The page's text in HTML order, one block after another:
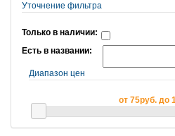
Уточнение фильтра
Только в наличии:
Есть в названии:
Диапазон цен
от 75руб. до